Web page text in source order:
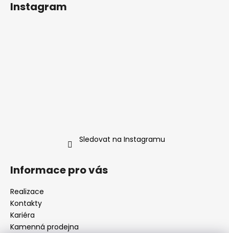
Instagram
Sledovat na Instagramu
Informace pro vás
Realizace
Kontakty
Kariéra
Kamenná prodejna